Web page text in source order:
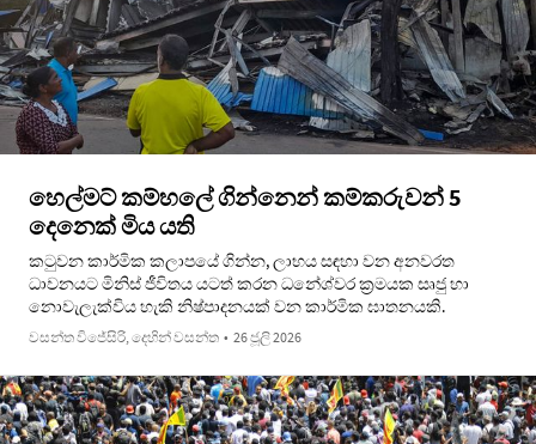
හෙල්මට් කම්හලේ ගින්නෙන් කම්කරුවන් 5
දෙනෙක් මිය යති
කටුවන කාර්මික කලාපයේ ගින්න, ලාභය සඳහා වන අනවරත
ධාවනයට මිනිස් ජීවිතය යටත් කරන ධනේශ්වර ක්‍රමයක සෘජු හා
නොවැලැක්විය හැකි නිෂ්පාදනයක් වන කාර්මික ඝාතනයකි.
වසන්ත විජේසිරි, දෙහින් වසන්ත • 26 ජූලි 2026